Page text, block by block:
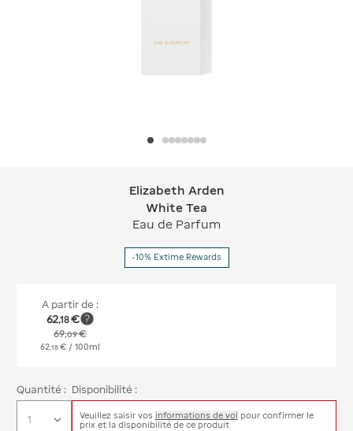
Elizabeth Arden White Tea
Elizabeth Arden
White Tea
Eau de Parfum
-10% Extime Rewards
A partir de :
62,18€
69,09€
62 18 € / 100ml
Quantité : Disponibilité :
Veuillez saisir vos informations de vol pour confirmer le
prix et la disponibilité de ce produit